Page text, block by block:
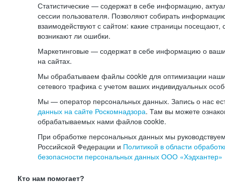
Статистические — содержат в себе информацию,
сессии пользователя. Позволяют собирать
взаимодействуют с сайтом: какие страницы посещают,
возникают ли ошибки.
Маркетинговые — содержат в себе информацию о
на сайтах.
Мы обрабатываем файлы cookie для оптимизации
сетевого трафика с учетом ваших индивидуальных
Мы — оператор персональных данных. Запись о нас
данных на сайте Роскомнадзора. Там вы можете
обрабатываемых нами файлов cookie.
При обработке персональных данных мы
Российской Федерации и Политикой в области
безопасности персональных данных ООО «Хэдхантер»
Кто нам помогает?